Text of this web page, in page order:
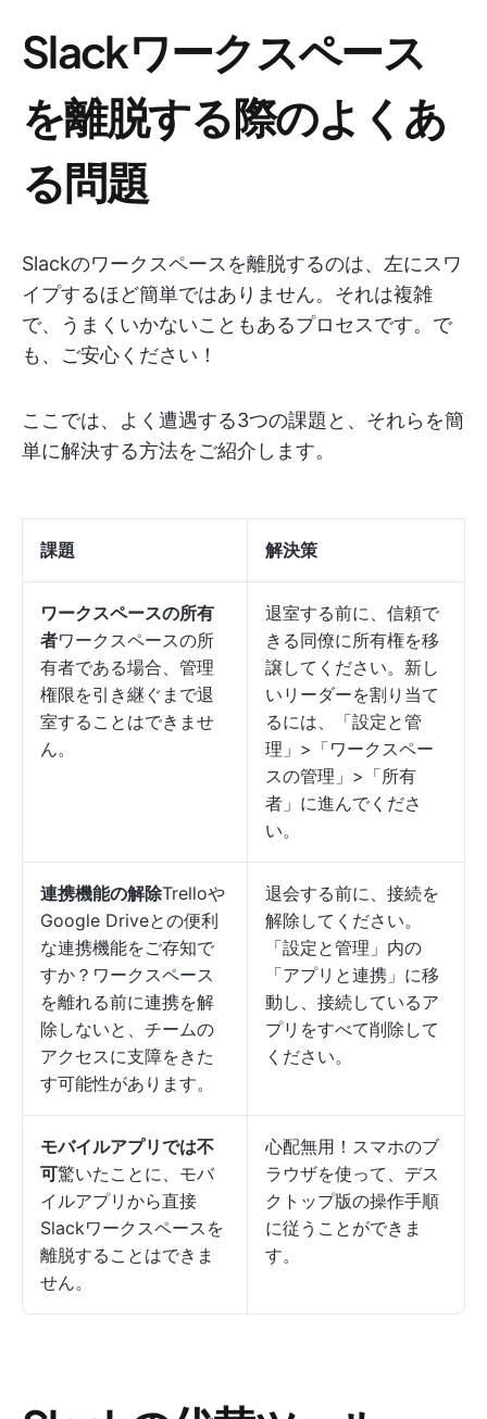
Slackワークスペース
を離脱する際のよくあ
る問題
Slackのワークスペースを離脱するのは、左にスワ
イプするほど簡単ではありません。それは複雑
で、うまくいかないこともあるプロセスです。で
も、ご安心ください！
ここでは、よく遭遇する3つの課題と、それらを簡
単に解決する方法をご紹介します。
課題 解決策
ワークスペースの所有
者ワークスペースの所
有者である場合、管理
権限を引き継ぐまで退
室することはできませ
ん。
退室する前に、信頼で
きる同僚に所有権を移
譲してください。新し
いリーダーを割り当て
るには、「設定と管
理」>「ワークスペー
スの管理」>「所有
者」に進んでくださ
い。
連携機能の解除Trelloや
Google Driveとの便利
な連携機能をご存知で
すか？ワークスペース
を離れる前に連携を解
除しないと、チームの
アクセスに支障をきた
す可能性があります。
退会する前に、接続を
解除してください。
「設定と管理」内の
「アプリと連携」に移
動し、接続しているア
プリをすべて削除して
ください。
モバイルアプリでは不
可驚いたことに、モバ
イルアプリから直接
Slackワークスペースを
離脱することはできま
せん。
心配無用！スマホのブ
ラウザを使って、デス
クトップ版の操作手順
に従うことができま
す。